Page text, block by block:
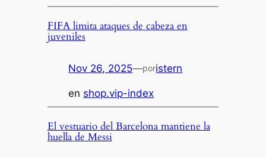
FIFA limita ataques de cabeza en
juveniles
Nov 26, 2025—poristern
en shop.vip-index
El vestuario del Barcelona mantiene la
huella de Messi